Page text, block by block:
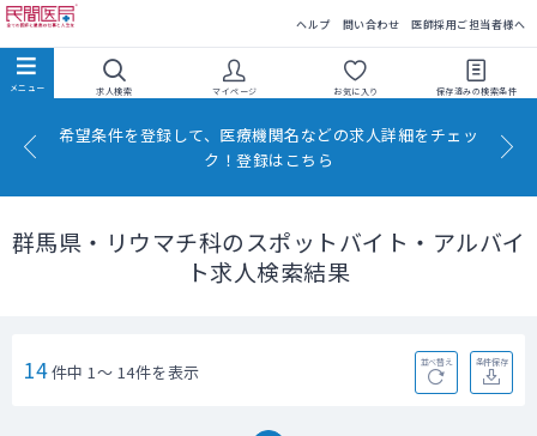
ヘルプ 問い合わせ 医師採用ご担当者様へ
求人検索 マイページ お気に入り 保存済みの検索条件
希望条件を登録して、医療機関名などの求人詳細をチェッ
ク！登録はこちら
群馬県・リウマチ科のスポットバイト・アルバイ
ト求人検索結果
14件中 1～ 14件を表示 並べ替え 条件保存